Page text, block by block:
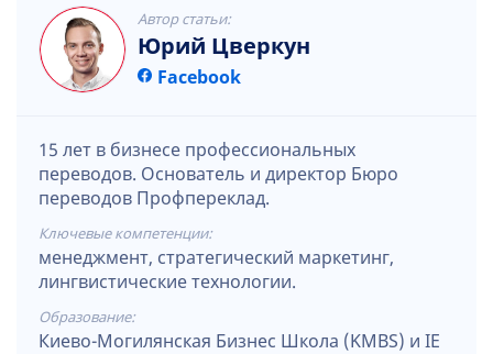
Автор статьи:
Юрий Цверкун
Facebook
15 лет в бизнесе профессиональных
переводов. Основатель и директор Бюро
переводов Профпереклад.
Ключевые компетенции:
менеджмент, стратегический маркетинг,
лингвистические технологии.
Образование:
Киево-Могилянская Бизнес Школа (KMBS) и IE